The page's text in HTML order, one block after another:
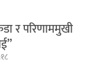
र परिणाममुखी